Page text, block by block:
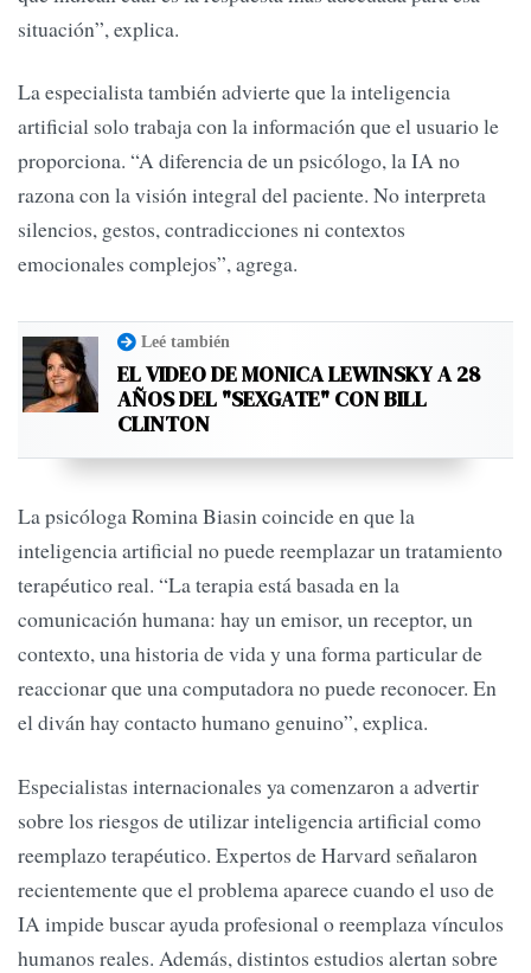
situación”, explica.
La especialista también advierte que la inteligencia
artificial solo trabaja con la información que el usuario le
proporciona. “A diferencia de un psicólogo, la IA no
razona con la visión integral del paciente. No interpreta
silencios, gestos, contradicciones ni contextos
emocionales complejos”, agrega.
Leé también
EL VIDEO DE MONICA LEWINSKY A 28
AÑOS DEL "SEXGATE" CON BILL
CLINTON
La psicóloga Romina Biasin coincide en que la
inteligencia artificial no puede reemplazar un tratamiento
terapéutico real. “La terapia está basada en la
comunicación humana: hay un emisor, un receptor, un
contexto, una historia de vida y una forma particular de
reaccionar que una computadora no puede reconocer. En
el diván hay contacto humano genuino”, explica.
Especialistas internacionales ya comenzaron a advertir
sobre los riesgos de utilizar inteligencia artificial como
reemplazo terapéutico. Expertos de Harvard señalaron
recientemente que el problema aparece cuando el uso de
IA impide buscar ayuda profesional o reemplaza vínculos
humanos reales. Además, distintos estudios alertan sobre